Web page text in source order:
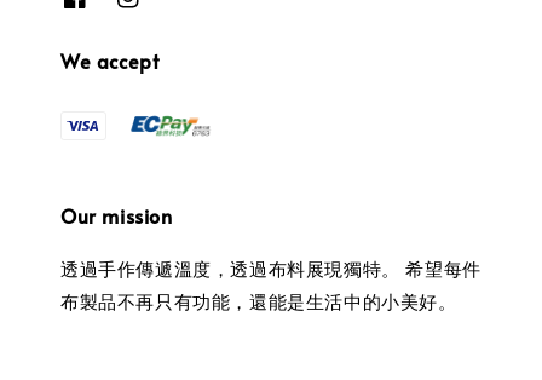
We accept
Our mission
透過手作傳遞溫度，透過布料展現獨特。 希望每件
布製品不再只有功能，還能是生活中的小美好。